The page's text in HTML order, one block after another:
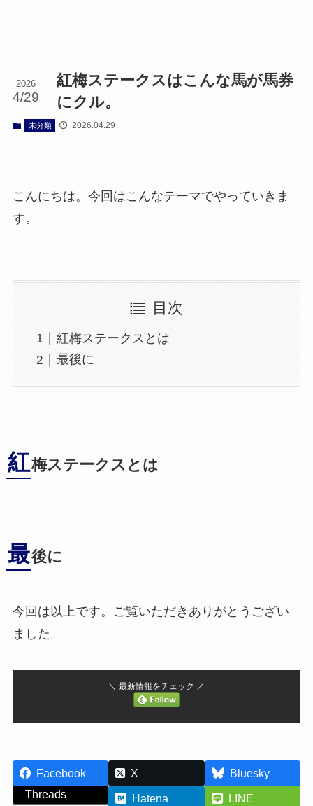
紅梅ステークスはこんな馬が馬券
にクル。
2026
4/29
未分類 2026.04.29
こんにちは。今回はこんなテーマでやっていきま
す。
目次
紅梅ステークスとは
最後に
紅梅ステークスとは
最後に
今回は以上です。ご覧いただきありがとうござい
ました。
＼ 最新情報をチェック ／
Facebook X
Bluesky
Threads
Hatena
LINE